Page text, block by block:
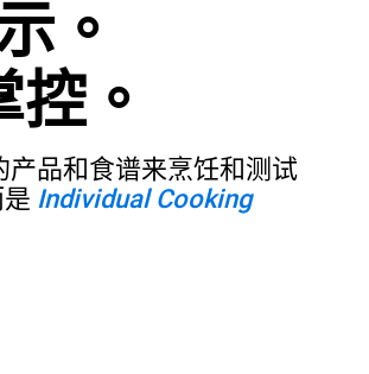
。
。
品和食谱来烹饪和测试
Individual Cooking